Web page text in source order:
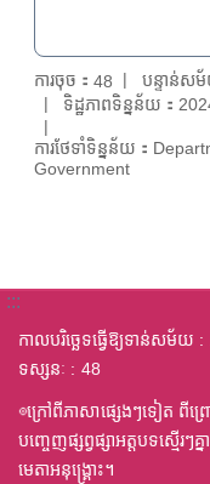
ការចុច： 48
បន្ទាន់ស
ទិដ្ឋភាពទិន្នន័យ：
ការថែទាំទិន្នន័យ：
Government
:::
កាលបរិច្ឆេទធ្វើឱ្យទាន់សម័យ
ទស្សនៈ
48
◎ក្រៅពីភាសាផ្សេងៗទៀត ពីព្
បញ្ចេញផ្សព្វផ្សាអត្តបទស្មើរ
មេតាអនុង្គ្រោះ។